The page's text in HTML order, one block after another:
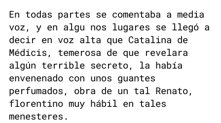
En todas partes se comentaba a media
voz, y en algu nos lugares se llegó a
decir en voz alta que Catalina de
Médicis, temerosa de que revelara
algún terrible secreto, la había
envenenado con unos guantes
perfumados, obra de un tal Renato,
florentino muy hábil en tales
menesteres.